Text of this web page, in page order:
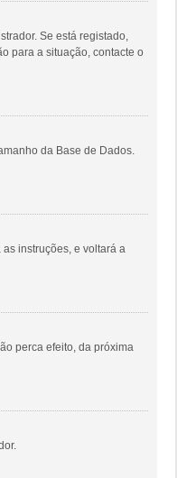
Se está registado,
para a situação, contacte o
da Base de Dados.
instruções, e voltará a
perca efeito, da próxima